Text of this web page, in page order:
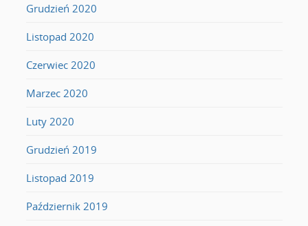
Grudzień 2020
Listopad 2020
Czerwiec 2020
Marzec 2020
Luty 2020
Grudzień 2019
Listopad 2019
Październik 2019